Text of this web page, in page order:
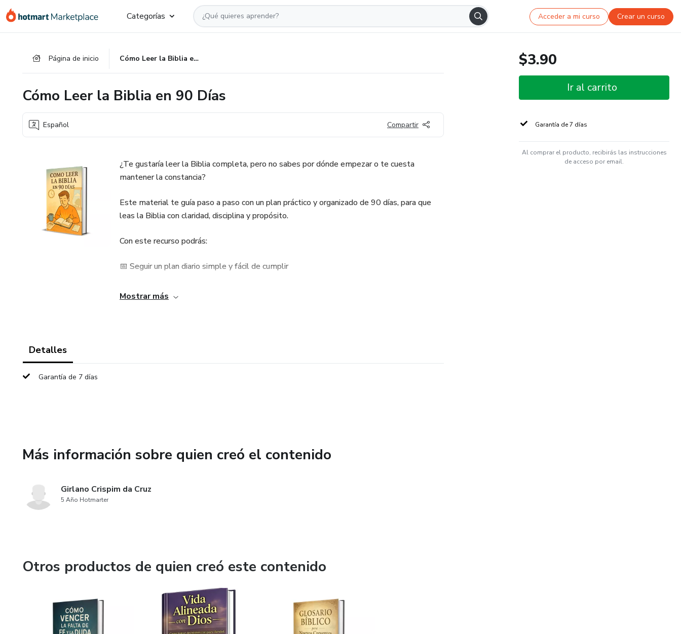
Categorías Acceder a mi curso Crear un curso
Página de inicio Cómo Leer la Biblia en 90 Días
Cómo Leer la Biblia en 90 Días
Español Compartir
¿Te gustaría leer la Biblia completa, pero no sabes por dónde empezar o te cuesta
mantener la constancia?
Este material te guía paso a paso con un plan práctico y organizado de 90 días, para que
leas la Biblia con claridad, disciplina y propósito.
Con este recurso podrás:
📅 Seguir un plan diario simple y fácil de cumplir
📖 Leer la Biblia completa sin confusión ni desorden
Mostrar más
Detalles
Garantía de 7 días
Más información sobre quien creó el contenido
Girlano Crispim da Cruz
5 Año Hotmarter
Otros productos de quien creó este contenido
$3.90
Ir al carrito
Garantía de 7 días
Al comprar el producto, recibirás las instrucciones
de acceso por email.